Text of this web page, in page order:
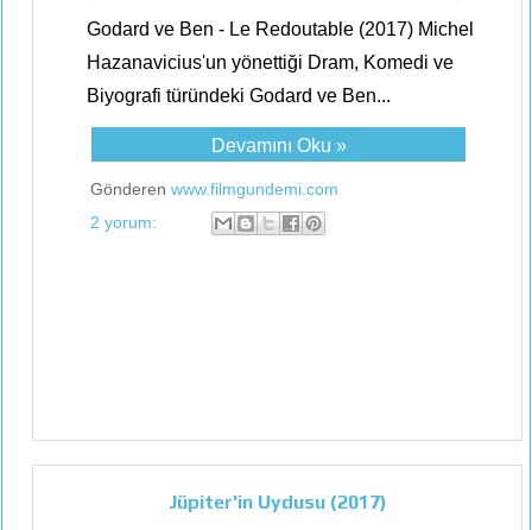
Godard ve Ben - Le Redoutable (2017) Michel
Hazanavicius'un yönettiği Dram, Komedi ve
Biyografi türündeki Godard ve Ben...
Devamını Oku »
Gönderen www.filmgundemi.com
2 yorum:
Jüpiter'in Uydusu (2017)